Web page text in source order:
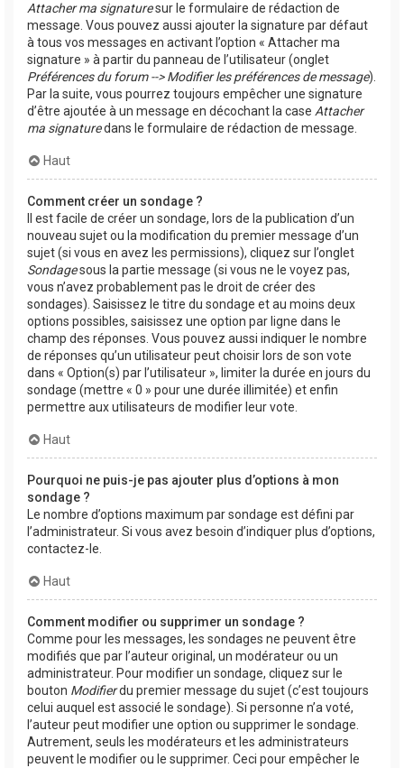
Attacher ma signaturesur le formulaire de rédaction de
message. Vous pouvez aussi ajouter la signature par défaut
à tous vos messages en activant l’option « Attacher ma
signature » à partir du panneau de l’utilisateur (onglet
Préférences du forum --> Modifier les préférences de message).
Par la suite, vous pourrez toujours empêcher une signature
d’être ajoutée à un message en décochant la case Attacher
ma signaturedans le formulaire de rédaction de message.
Haut
Comment créer un sondage ?
Il est facile de créer un sondage, lors de la publication d’un
nouveau sujet ou la modification du premier message d’un
sujet (si vous en avez les permissions), cliquez sur l’onglet
Sondagesous la partie message (si vous ne le voyez pas,
vous n’avez probablement pas le droit de créer des
sondages). Saisissez le titre du sondage et au moins deux
options possibles, saisissez une option par ligne dans le
champ des réponses. Vous pouvez aussi indiquer le nombre
de réponses qu’un utilisateur peut choisir lors de son vote
dans « Option(s) par l’utilisateur », limiter la durée en jours du
sondage (mettre « 0 » pour une durée illimitée) et enfin
permettre aux utilisateurs de modifier leur vote.
Haut
Pourquoi ne puis-je pas ajouter plus d’options à mon
sondage ?
Le nombre d’options maximum par sondage est défini par
l’administrateur. Si vous avez besoin d’indiquer plus d’options,
contactez-le.
Haut
Comment modifier ou supprimer un sondage ?
Comme pour les messages, les sondages ne peuvent être
modifiés que par l’auteur original, un modérateur ou un
administrateur. Pour modifier un sondage, cliquez sur le
bouton Modifierdu premier message du sujet (c’est toujours
celui auquel est associé le sondage). Si personne n’a voté,
l’auteur peut modifier une option ou supprimer le sondage.
Autrement, seuls les modérateurs et les administrateurs
peuvent le modifier ou le supprimer. Ceci pour empêcher le